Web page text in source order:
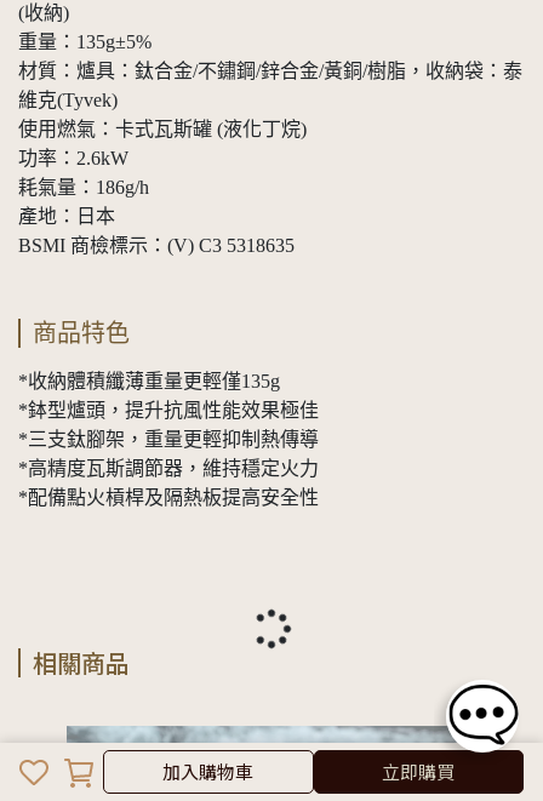
加入購物車 立即購買
(收納)
重量：135g±5%
材質：爐具：鈦合金/不鏽鋼/鋅合金/黃銅/樹脂，收納袋：泰
維克(Tyvek)
使用燃氣：卡式瓦斯罐 (液化丁烷)
功率：2.6kW
耗氣量：186g/h
產地：日本
BSMI 商檢標示：(V) C3 5318635
商品特色
*收納體積纖薄重量更輕僅135g
*鉢型爐頭，提升抗風性能效果極佳
*三支鈦腳架，重量更輕抑制熱傳導
*高精度瓦斯調節器，維持穩定火力
*配備點火槓桿及隔熱板提高安全性
相關商品